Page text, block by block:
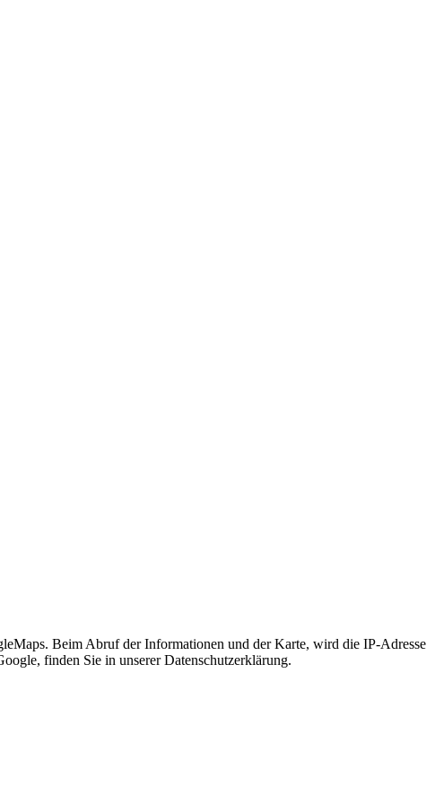
Beim Abruf der Informationen und der Karte, wird die IP-Adresse
finden Sie in unserer Datenschutzerklärung.